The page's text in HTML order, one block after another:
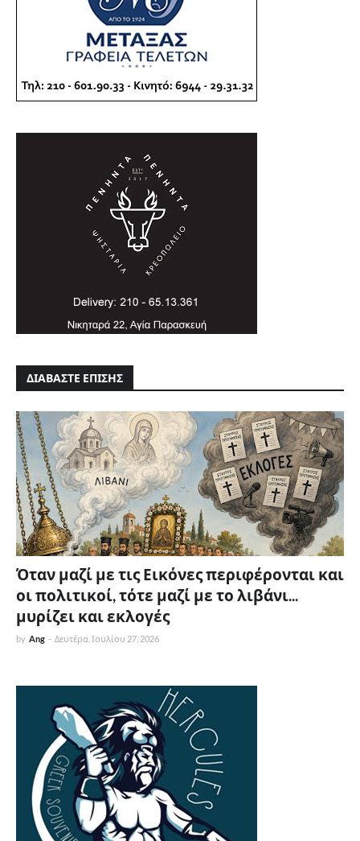
ΔΙΑΒΑΣΤΕ ΕΠΙΣΗΣ
Όταν μαζί με τις Εικόνες περιφέρονται και
οι πολιτικοί, τότε μαζί με το λιβάνι...
μυρίζει και εκλογές
by Ang - Δευτέρα, Ιουλίου 27, 2026